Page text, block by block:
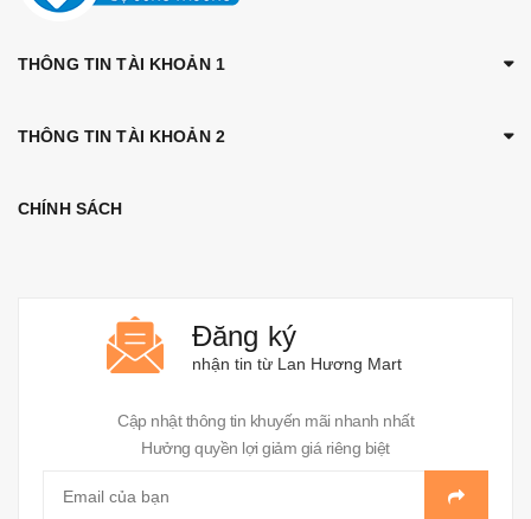
THÔNG TIN TÀI KHOẢN 1
THÔNG TIN TÀI KHOẢN 2
CHÍNH SÁCH
Đăng ký
nhận tin từ Lan Hương Mart
Cập nhật thông tin khuyến mãi nhanh nhất
Hưởng quyền lợi giảm giá riêng biệt